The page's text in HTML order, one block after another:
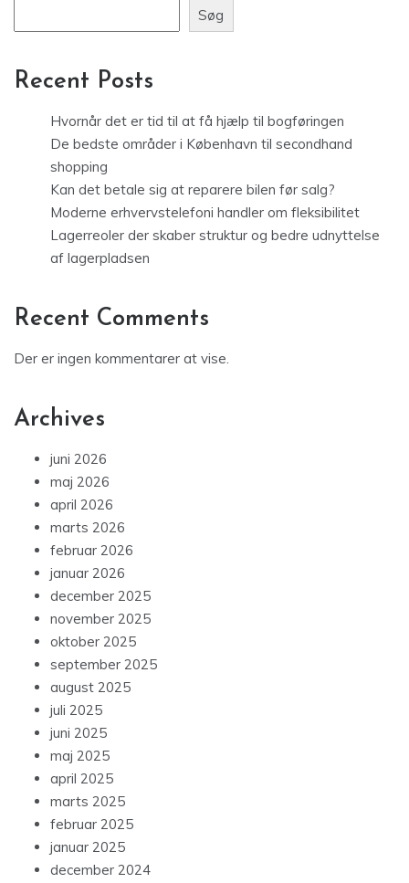
Søg
Recent Posts
Hvornår det er tid til at få hjælp til bogføringen
De bedste områder i København til secondhand
shopping
Kan det betale sig at reparere bilen før salg?
Moderne erhvervstelefoni handler om fleksibilitet
Lagerreoler der skaber struktur og bedre udnyttelse
af lagerpladsen
Recent Comments
Der er ingen kommentarer at vise.
Archives
juni 2026
maj 2026
april 2026
marts 2026
februar 2026
januar 2026
december 2025
november 2025
oktober 2025
september 2025
august 2025
juli 2025
juni 2025
maj 2025
april 2025
marts 2025
februar 2025
januar 2025
december 2024